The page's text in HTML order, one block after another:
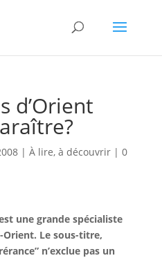
d’Orient
| À lire, à découvrir| 0
une grande spécialiste
Le sous-titre,
n’exclue pas un